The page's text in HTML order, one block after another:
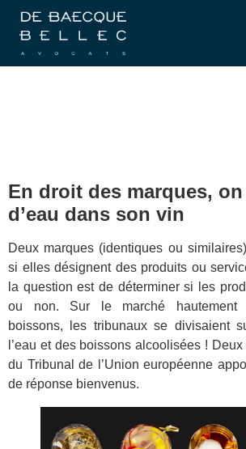
En droit des marques,
d’eau dans son vin
Deux marques (identiques ou
si elles désignent des produits ou
la question est de déterminer si les
ou non. Sur le marché hautement
boissons, les tribunaux se divisaient
l’eau et des boissons alcoolisées !
du Tribunal de l’Union européenne
de réponse bienvenus.